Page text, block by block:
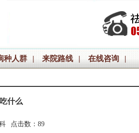
种人群 | 来院路线 | 在线咨询 |
什么
点击数：89